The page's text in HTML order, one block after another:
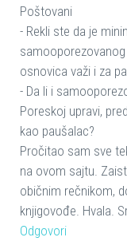
Poštovani
- Rekli ste da je
osnovica važi i za
- Da li i
Poreskoj upravi,
kao paušalac?
Pročitao sam sve
na ovom sajtu.
običnim rečnikom,
knjigovođe. Hvala.
Odgovori